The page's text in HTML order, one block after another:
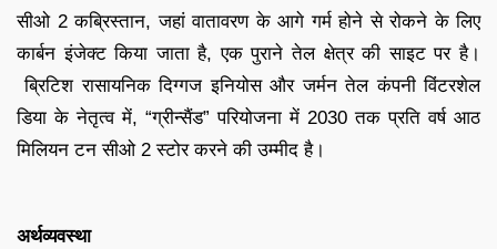
सीओ 2 कब्रिस्तान, जहां वातावरण के आगे गर्म होने से रोकने के लिए
कार्बन इंजेक्ट किया जाता है, एक पुराने तेल क्षेत्र की साइट पर है।
ब्रिटिश रासायनिक दिग्गज इनियोस और जर्मन तेल कंपनी विंटरशेल
डिया के नेतृत्व में, “ग्रीन्सैंड” परियोजना में 2030 तक प्रति वर्ष आठ
मिलियन टन सीओ 2 स्टोर करने की उम्मीद है।
अर्थव्यवस्था